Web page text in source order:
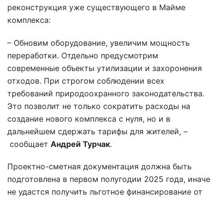
реконструкция уже существующего в Майме
комплекса:
– Обновим оборудование, увеличим мощность
переработки. Отдельно предусмотрим
современные объекты утилизации и захоронения
отходов. При строгом соблюдении всех
требований природоохранного законодательства.
Это позволит не только сократить расходы на
создание нового комплекса с нуля, но и в
дальнейшем сдержать тарифы для жителей, –
сообщает Андрей Турчак.
Проектно-сметная документация должна быть
подготовлена в первом полугодии 2025 года, иначе
не удастся получить льготное финансирование от